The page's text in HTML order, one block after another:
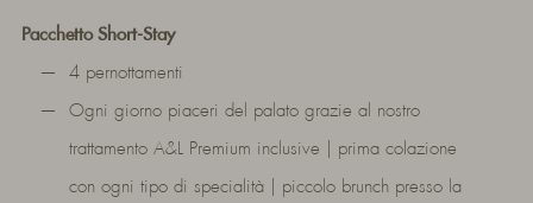
Pacchetto Short-Stay
4 pernottamenti
Ogni giorno piaceri del palato grazie al nostro
trattamento A&L Premium inclusive | prima colazione
con ogni tipo di specialità | piccolo brunch presso la